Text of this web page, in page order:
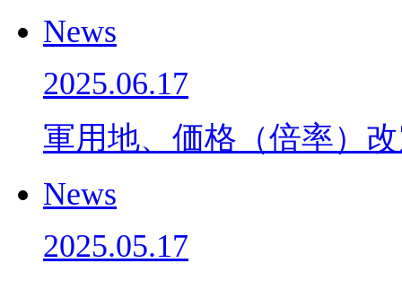
News
2025.06.17
軍用地、価格（倍率）
News
2025.05.17